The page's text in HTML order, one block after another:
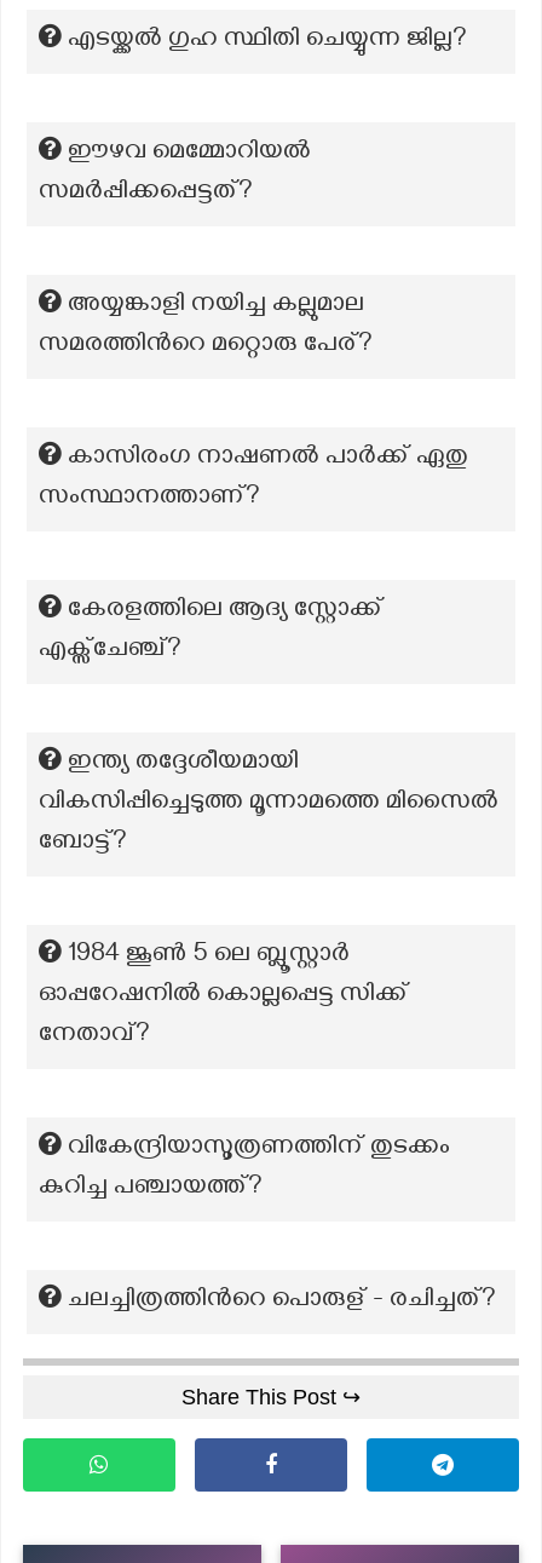
എടയ്ക്കൽ ഗുഹ സ്ഥിതി ചെയ്യുന്ന ജില്ല?
ഈഴവ മെമ്മോറിയല്‍
സമർപ്പിക്കപ്പെട്ടത്?
അയ്യങ്കാളി നയിച്ച കല്ലുമാല
സമരത്തിന്‍റെ മറ്റൊരു പേര്?
കാസിരംഗ നാഷണൽ പാർക്ക് ഏതു
സംസ്ഥാനത്താണ്?
കേരളത്തിലെ ആദ്യ സ്റ്റോക്ക്
എക്സ്ചേഞ്ച്?
ഇന്ത്യ തദ്ദേശീയമായി
വികസിപ്പിച്ചെടുത്ത മൂന്നാമത്തെ മിസൈൽ
ബോട്ട്?
1984 ജൂൺ 5 ലെ ബ്ലൂസ്റ്റാർ
ഓപ്പറേഷനിൽ കൊല്ലപ്പെട്ട സിക്ക്
നേതാവ്?
വികേന്ദ്രിയാസൂത്രണത്തിന് തുടക്കം
കുറിച്ച പഞ്ചായത്ത്?
ചലച്ചിത്രത്തിന്‍റെ പൊരുള് - രചിച്ചത്?
Share This Post ↪